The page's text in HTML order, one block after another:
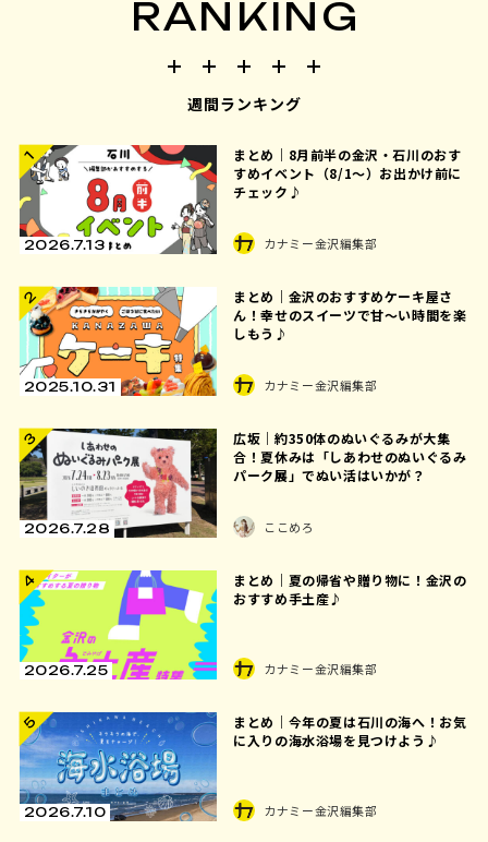
RANKING
週間ランキング
1
2026.7.13
まとめ｜8月前半の金沢・石川のおす
すめイベント（8/1〜）お出かけ前に
チェック♪
カナミー金沢編集部
2
2025.10.31
まとめ｜金沢のおすすめケーキ屋さ
ん！幸せのスイーツで甘〜い時間を楽
しもう♪
カナミー金沢編集部
3
2026.7.28
広坂｜約350体のぬいぐるみが大集
合！夏休みは「しあわせのぬいぐるみ
パーク展」でぬい活はいかが？
ここめろ
4
2026.7.25
まとめ｜夏の帰省や贈り物に！金沢の
おすすめ手土産♪
カナミー金沢編集部
5
2026.7.10
まとめ｜今年の夏は石川の海へ！お気
に入りの海水浴場を見つけよう♪
カナミー金沢編集部